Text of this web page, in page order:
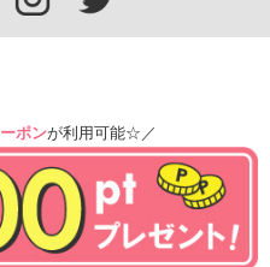
ポンが利用可能☆／